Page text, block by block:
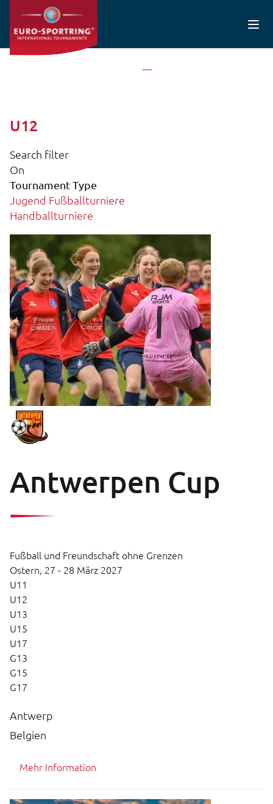
Direkt zum Inhalt
U12
Search filter
On
Tournament Type
Jugend Fußballturniere
Handballturniere
Antwerpen Cup
Fußball und Freundschaft ohne Grenzen
Ostern, 27 - 28 März 2027
U11
U12
U13
U15
U17
G13
G15
G17
Antwerp
Belgien
Mehr Information